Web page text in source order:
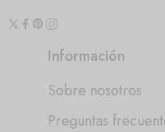
Información
Sobre nosotros
Preguntas